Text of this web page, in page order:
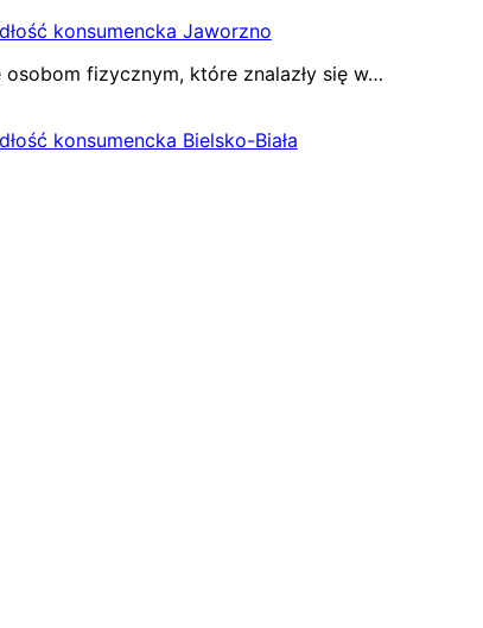
konsumencka Jaworzno
fizycznym, które znalazły się w…
konsumencka Bielsko-Biała